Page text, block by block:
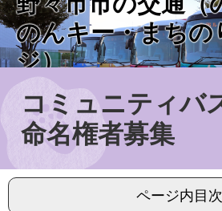
のんキー・まちの
ジ）
コミュニティバ
命名権者募集
ページ内目次